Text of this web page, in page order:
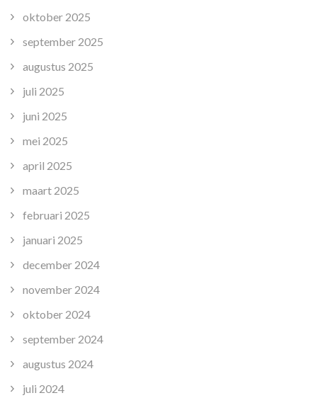
oktober 2025
september 2025
augustus 2025
juli 2025
juni 2025
mei 2025
april 2025
maart 2025
februari 2025
januari 2025
december 2024
november 2024
oktober 2024
september 2024
augustus 2024
juli 2024